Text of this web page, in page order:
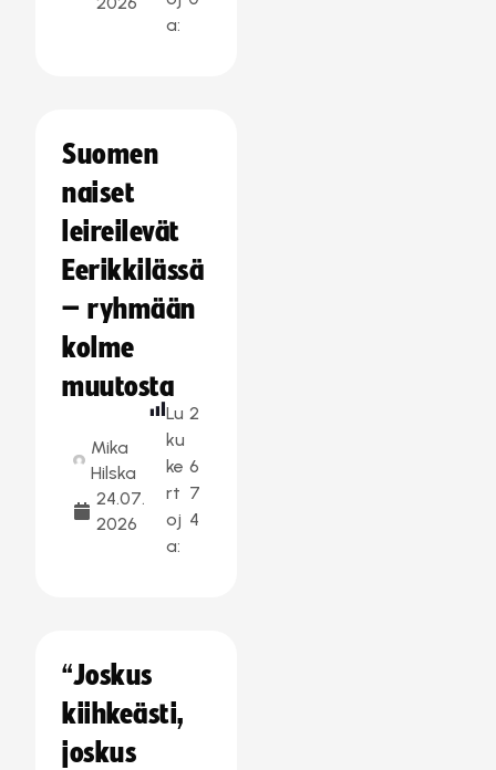
a:
Suomen
naiset
leireilevät
Eerikkilässä
– ryhmään
kolme
muutosta
Mika
Hilska
24.07.
2026
Lu
ku
ke
rt
oj
a:
2
6
7
4
“Joskus
kiihkeästi,
joskus